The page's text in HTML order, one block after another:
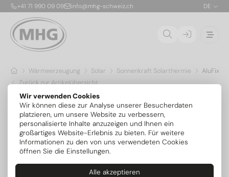
Wir verwenden Cookies
Wir können diese zur Analyse unserer Besucherdaten
platzieren, um unsere Website zu verbessern,
personalisierte Inhalte anzuzeigen und Ihnen ein
großartiges Website-Erlebnis zu bieten. Für weitere
Informationen zu den von uns verwendeten Cookies
öffnen Sie die Einstellungen.
Alle akzeptieren
+41 71 990 09 09 info@mhg-schweiz.ch DE
Wärmeerzeugung Solar Sonnenkraft Solarthermie
AluFix
Zurück zur Artikelübersicht